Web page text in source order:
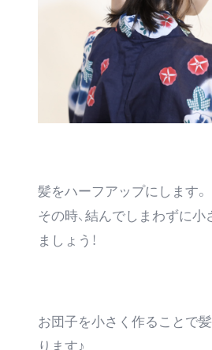
髪をハーフアップにします。
その時、結んでしまわずに小
ましょう！
お団子を小さく作ることで
ります♪